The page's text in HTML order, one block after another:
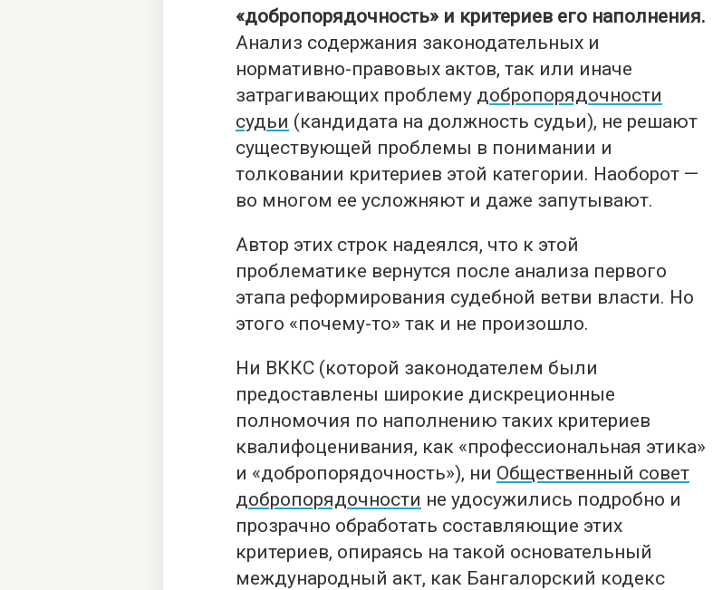
«добропорядочность» и критериев его наполнения.
Анализ содержания законодательных и
нормативно-правовых актов, так или иначе
затрагивающих проблему добропорядочности
судьи (кандидата на должность судьи), не решают
существующей проблемы в понимании и
толковании критериев этой категории. Наоборот —
во многом ее усложняют и даже запутывают.
Автор этих строк надеялся, что к этой
проблематике вернутся после анализа первого
этапа реформирования судебной ветви власти. Но
этого «почему-то» так и не произошло.
Ни ВККС (которой законодателем были
предоставлены широкие дискреционные
полномочия по наполнению таких критериев
квалифоценивания, как «профессиональная этика»
и «добропорядочность»), ни Общественный совет
добропорядочности не удосужились подробно и
прозрачно обработать составляющие этих
критериев, опираясь на такой основательный
международный акт, как Бангалорский кодекс